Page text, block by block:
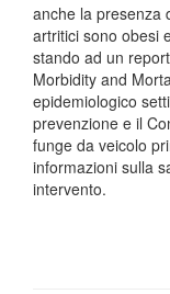
anche la presenza
artritici sono obesi
stando ad un
Morbidity and
epidemiologico
prevenzione e il
funge da veicolo
informazioni sulla
intervento.